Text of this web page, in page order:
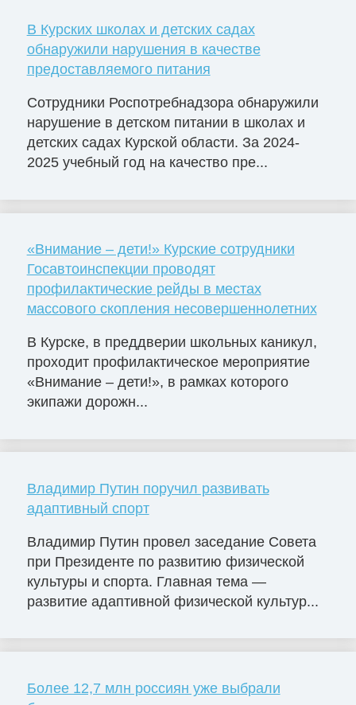
В Курских школах и детских садах
обнаружили нарушения в качестве
предоставляемого питания
Сотрудники Роспотребнадзора обнаружили
нарушение в детском питании в школах и
детских садах Курской области. За 2024-
2025 учебный год на качество пре...
«Внимание – дети!» Курские сотрудники
Госавтоинспекции проводят
профилактические рейды в местах
массового скопления несовершеннолетних
В Курске, в преддверии школьных каникул,
проходит профилактическое мероприятие
«Внимание – дети!», в рамках которого
экипажи дорожн...
Владимир Путин поручил развивать
адаптивный спорт
Владимир Путин провел заседание Совета
при Президенте по развитию физической
культуры и спорта. Главная тема —
развитие адаптивной физической культур...
Более 12,7 млн россиян уже выбрали